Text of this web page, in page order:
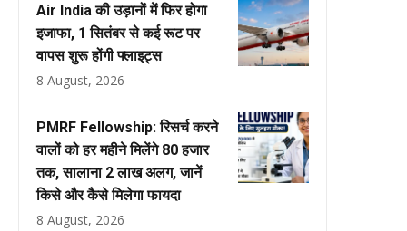
Air India की उड़ानों में फिर होगा
इजाफा, 1 सितंबर से कई रूट पर
वापस शुरू होंगी फ्लाइट्स
8 August, 2026
PMRF Fellowship: रिसर्च करने
वालों को हर महीने मिलेंगे ₹80 हजार
तक, सालाना ₹2 लाख अलग, जानें
किसे और कैसे मिलेगा फायदा
8 August, 2026